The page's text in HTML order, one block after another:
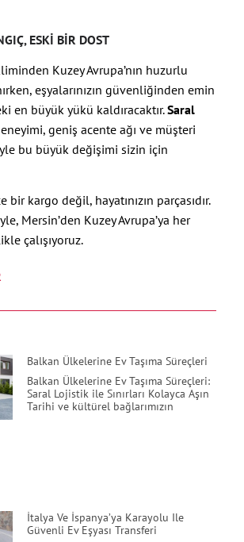
ESKI BIR DOST
Kuzey Avrupa’nın huzurlu
eşyalarınızın güvenliğinden emin
en büyük yükü kaldıracaktır.Saral
geniş acente ağı ve müşteri
bu büyük değişimi sizin için
bir kargo değil, hayatınızın parçasıdır.
Mersin’den Kuzey Avrupa’ya her
çalışıyoruz.
Balkan Ülkelerine Ev Taşıma Süreçleri
Balkan Ülkelerine Ev Taşıma Süreçleri:
Saral Lojistik ile Sınırları Kolayca Aşın
Tarihi ve kültürel bağlarımızın
İtalya Ve İspanya’ya Karayolu Ile
Güvenli Ev Eşyası Transferi